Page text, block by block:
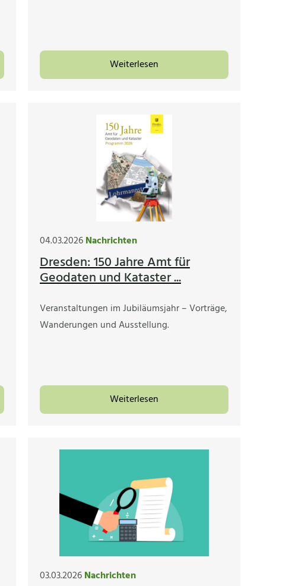
Weiterlesen
04.03.2026Nachrichten
Dresden: 150 Jahre Amt für
Geodaten und Kataster ...
Veranstaltungen im Jubiläumsjahr – Vorträge,
Wanderungen und Ausstellung.
Weiterlesen
03.03.2026Nachrichten